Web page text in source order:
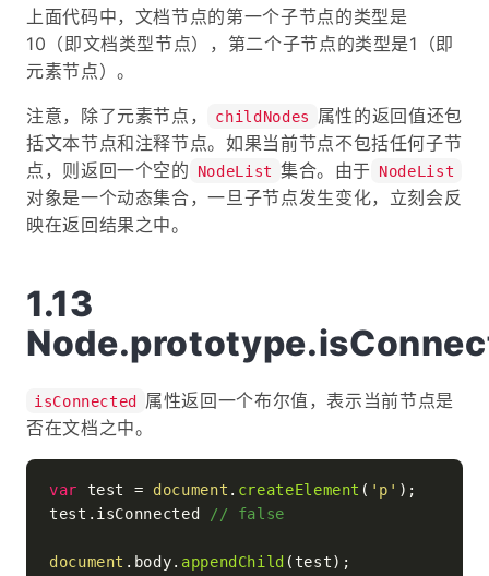
上面代码中，文档节点的第一个子节点的类型是
10（即文档类型节点），第二个子节点的类型是1（即
元素节点）。
注意，除了元素节点， childNodes
属性的返回值还包
括文本节点和注释节点。如果当前节点不包括任何子节
点，则返回一个空的
NodeList 集合。由于 NodeList
对象是一个动态集合，一旦子节点发生变化，立刻会反
映在返回结果之中。
isConnected 属性返回一个布尔值，表示当前节点是
否在文档之中。
var test = document . createElement ( 'p' );
test. isConnected // false
document . body. appendChild (test);